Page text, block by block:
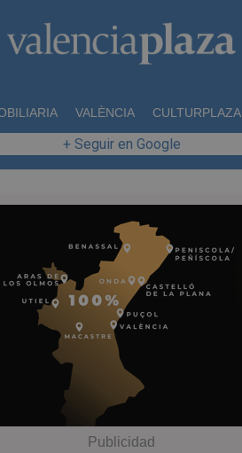
VALÈNCIA CULTURPLAZA
+ Seguir en Google